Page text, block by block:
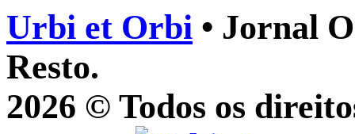
Urbi et Orbi • Jornal
Resto.
2026 © Todos os